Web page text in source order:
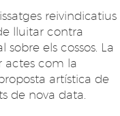
reivindicatius
lluitar contra
sobre els cossos. La
actes com la
artística de
de nova data.